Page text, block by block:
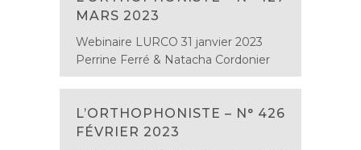
MARS 2023
Webinaire LURCO 31 janvier 2023
Perrine Ferré & Natacha Cordonier
L’ORTHOPHONISTE – N° 426
FÉVRIER 2023